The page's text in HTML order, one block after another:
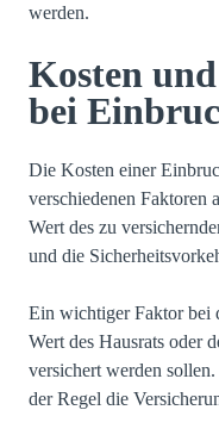
werden.
Kosten
bei
Die Kosten einer
verschiedenen Faktoren
Wert des zu
und die
Ein wichtiger Faktor bei
Wert des Hausrats oder
versichert werden
der Regel die